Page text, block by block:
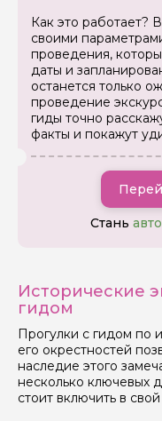
Как это работает?
своими
проведения,
даты и
останется только
проведение
гиды точно
факты и покажут
Стань
Исторические
гидом
Прогулки с гидом по
его окрестностей
наследие этого
несколько ключевых
стоит включить в
Как вас зовут
Ваша электронная